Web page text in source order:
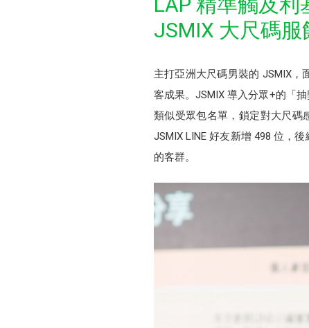
JSMIX 大尺碼
主打亞洲大尺碼男裝的 JSMIX
客成果。JSMIX 導入分眾+的「
類似受眾包名單，鎖定對大尺碼
JSMIX LINE 好友新增 498 位，
的客群。